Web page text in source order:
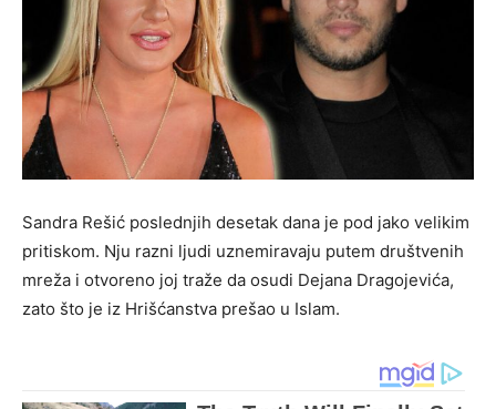
Sandra Rešić poslednjih desetak dana je pod jako velikim
pritiskom. Nju razni ljudi uznemiravaju putem društvenih
mreža i otvoreno joj traže da osudi Dejana Dragojevića,
zato što je iz Hrišćanstva prešao u Islam.